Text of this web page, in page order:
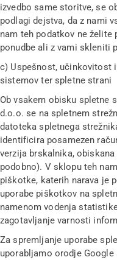
izvedbo same storitve, se
podlagi dejstva, da z nami
nam teh podatkov ne
ponudbe ali z vami skleniti
c) Uspešnost, učinkovitost
sistemov ter spletne strani
Ob vsakem obisku spletne
d.o.o. se na spletnem
datoteka spletnega
identificira posamezen
verzija brskalnika,
podobno). V sklopu teh
piškotke, katerih narava je
uporabe piškotkov na
namenom vodenja
zagotavljanje varnosti
Za spremljanje uporabe
uporabljamo orodje